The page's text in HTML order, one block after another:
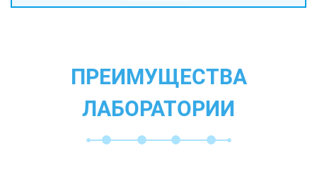
ПРЕИМУЩЕСТВА
ЛАБОРАТОРИИ